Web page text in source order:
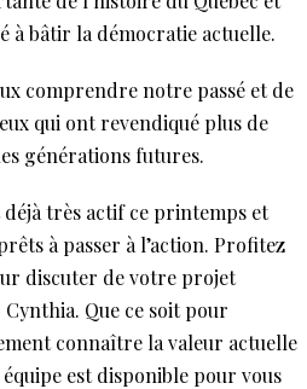
à bâtir la démocratie actuelle.
comprendre notre passé et de
qui ont revendiqué plus de
générations futures.
très actif ce printemps et
à passer à l’action. Profitez
discuter de votre projet
Que ce soit pour
connaître la valeur actuelle
est disponible pour vous